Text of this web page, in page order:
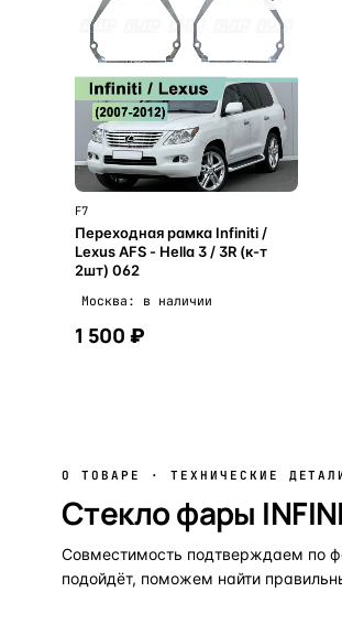
F7
Переходная рамка Infiniti /
Lexus AFS - Hella 3 / 3R (к-т
2шт) 062
Москва: в наличии
1 500 ₽
О ТОВАРЕ · ТЕХНИЧЕСКИЕ
Стекло фары
Совместимость подтверждаем по
подойдёт, поможем найти